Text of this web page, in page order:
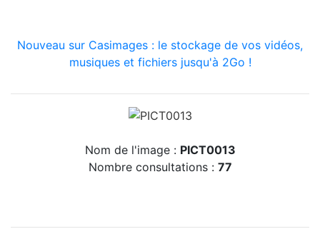
Nouveau sur Casimages : le stockage de vos vidéos,
musiques et fichiers jusqu'à 2Go !
Nom de l'image : PICT0013
Nombre consultations : 77